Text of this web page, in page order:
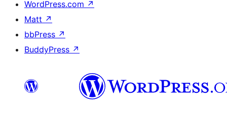
WordPress.com ↗
Matt ↗
bbPress ↗
BuddyPress ↗